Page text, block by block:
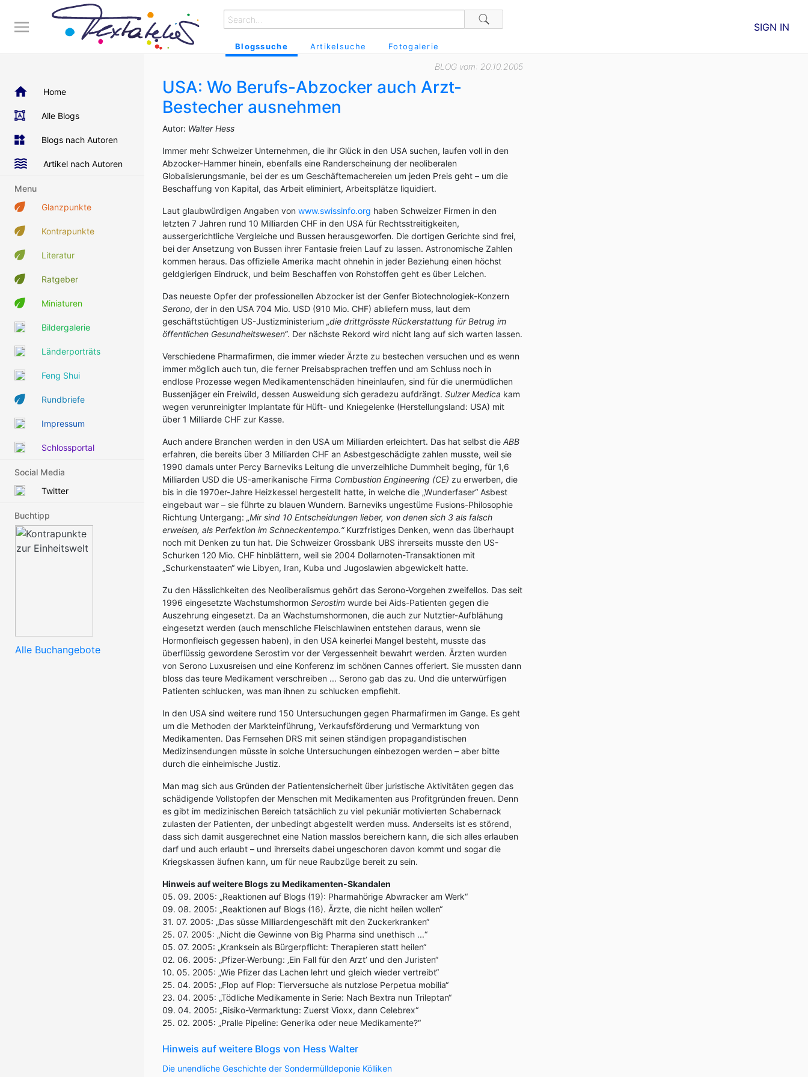
Blogssuche Artikelsuche Fotogalerie
SIGN IN
Home
Alle Blogs
Blogs nach Autoren
Artikel nach Autoren
Menu
Glanzpunkte
Kontrapunkte
Literatur
Ratgeber
Miniaturen
Bildergalerie
Länderporträts
Feng Shui
Rundbriefe
Impressum
Schlossportal
Social Media
Twitter
Buchtipp
Alle Buchangebote
BLOG vom: 20.10.2005
USA: Wo Berufs-Abzocker auch Arzt-
Bestecher ausnehmen
Autor: Walter Hess
Immer mehr Schweizer Unternehmen, die ihr Glück in den USA suchen, laufen voll in den
Abzocker-Hammer hinein, ebenfalls eine Randerscheinung der neoliberalen
Globalisierungsmanie, bei der es um Geschäftemachereien um jeden Preis geht – um die
Beschaffung von Kapital, das Arbeit eliminiert, Arbeitsplätze liquidiert.
Laut glaubwürdigen Angaben von www.swissinfo.org haben Schweizer Firmen in den
letzten 7 Jahren rund 10 Milliarden CHF in den USA für Rechtsstreitigkeiten,
aussergerichtliche Vergleiche und Bussen herausgeworfen. Die dortigen Gerichte sind frei,
bei der Ansetzung von Bussen ihrer Fantasie freien Lauf zu lassen. Astronomische Zahlen
kommen heraus. Das offizielle Amerika macht ohnehin in jeder Beziehung einen höchst
geldgierigen Eindruck, und beim Beschaffen von Rohstoffen geht es über Leichen.
Das neueste Opfer der professionellen Abzocker ist der Genfer Biotechnologiek-Konzern
Serono, der in den USA 704 Mio. USD (910 Mio. CHF) abliefern muss, laut dem
geschäftstüchtigen US-Justizministerium „die drittgrösste Rückerstattung für Betrug im
öffentlichen Gesundheitswesen“. Der nächste Rekord wird nicht lang auf sich warten lassen.
Verschiedene Pharmafirmen, die immer wieder Ärzte zu bestechen versuchen und es wenn
immer möglich auch tun, die ferner Preisabsprachen treffen und am Schluss noch in
endlose Prozesse wegen Medikamentenschäden hineinlaufen, sind für die unermüdlichen
Bussenjäger ein Freiwild, dessen Ausweidung sich geradezu aufdrängt. Sulzer Medica kam
wegen verunreinigter Implantate für Hüft- und Kniegelenke (Herstellungsland: USA) mit
über 1 Milliarde CHF zur Kasse.
Auch andere Branchen werden in den USA um Milliarden erleichtert. Das hat selbst die ABB
erfahren, die bereits über 3 Milliarden CHF an Asbestgeschädigte zahlen musste, weil sie
1990 damals unter Percy Barneviks Leitung die unverzeihliche Dummheit beging, für 1,6
Milliarden USD die US-amerikanische Firma Combustion Engineering (CE) zu erwerben, die
bis in die 1970er-Jahre Heizkessel hergestellt hatte, in welche die „Wunderfaser“ Asbest
eingebaut war – sie führte zu blauen Wundern. Barneviks ungestüme Fusions-Philosophie
Richtung Untergang: „Mir sind 10 Entscheidungen lieber, von denen sich 3 als falsch
erweisen, als Perfektion im Schneckentempo.“ Kurzfristiges Denken, wenn das überhaupt
noch mit Denken zu tun hat. Die Schweizer Grossbank UBS ihrerseits musste den US-
Schurken 120 Mio. CHF hinblättern, weil sie 2004 Dollarnoten-Transaktionen mit
„Schurkenstaaten“ wie Libyen, Iran, Kuba und Jugoslawien abgewickelt hatte.
Zu den Hässlichkeiten des Neoliberalismus gehört das Serono-Vorgehen zweifellos. Das seit
1996 eingesetzte Wachstumshormon Serostim wurde bei Aids-Patienten gegen die
Auszehrung eingesetzt. Da an Wachstumshormonen, die auch zur Nutztier-Aufblähung
eingesetzt werden (auch menschliche Fleischlawinen entstehen daraus, wenn sie
Hormonfleisch gegessen haben), in den USA keinerlei Mangel besteht, musste das
überflüssig gewordene Serostim vor der Vergessenheit bewahrt werden. Ärzten wurden
von Serono Luxusreisen und eine Konferenz im schönen Cannes offeriert. Sie mussten dann
bloss das teure Medikament verschreiben ... Serono gab das zu. Und die unterwürfigen
Patienten schlucken, was man ihnen zu schlucken empfiehlt.
In den USA sind weitere rund 150 Untersuchungen gegen Pharmafirmen im Gange. Es geht
um die Methoden der Markteinführung, Verkaufsförderung und Vermarktung von
Medikamenten. Das Fernsehen DRS mit seinen ständigen propagandistischen
Medizinsendungen müsste in solche Untersuchungen einbezogen werden – aber bitte
durch die einheimische Justiz.
Man mag sich aus Gründen der Patientensicherheit über juristische Aktivitäten gegen das
schädigende Vollstopfen der Menschen mit Medikamenten aus Profitgründen freuen. Denn
es gibt im medizinischen Bereich tatsächlich zu viel pekuniär motivierten Schabernack
zulasten der Patienten, der unbedingt abgestellt werden muss. Anderseits ist es störend,
dass sich damit ausgerechnet eine Nation masslos bereichern kann, die sich alles erlauben
darf und auch erlaubt – und ihrerseits dabei ungeschoren davon kommt und sogar die
Kriegskassen äufnen kann, um für neue Raubzüge bereit zu sein.
Hinweis auf weitere Blogs zu Medikamenten-Skandalen
05. 09. 2005: „Reaktionen auf Blogs (19): Pharmahörige Abwracker am Werk“
09. 08. 2005: „Reaktionen auf Blogs (16). Ärzte, die nicht heilen wollen“
31. 07. 2005: „Das süsse Milliardengeschäft mit den Zuckerkranken“
25. 07. 2005: „Nicht die Gewinne von Big Pharma sind unethisch ...“
05. 07. 2005: „Kranksein als Bürgerpflicht: Therapieren statt heilen“
02. 06. 2005: „Pfizer-Werbung: ‚Ein Fall für den Arzt’ und den Juristen“
10. 05. 2005: „Wie Pfizer das Lachen lehrt und gleich wieder vertreibt“
25. 04. 2005: „Flop auf Flop: Tierversuche als nutzlose Perpetua mobilia“
23. 04. 2005: „Tödliche Medikamente in Serie: Nach Bextra nun Trileptan“
09. 04. 2005: „Risiko-Vermarktung: Zuerst Vioxx, dann Celebrex“
25. 02. 2005: „Pralle Pipeline: Generika oder neue Medikamente?“
Hinweis auf weitere Blogs von Hess Walter
Die unendliche Geschichte der Sondermülldeponie Kölliken